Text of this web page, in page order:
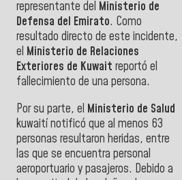
representante del Ministerio de
Defensa del Emirato. Como
resultado directo de este incidente,
el Ministerio de Relaciones
Exteriores de Kuwait reportó el
fallecimiento de una persona.
Por su parte, el Ministerio de Salud
kuwaití notificó que al menos 63
personas resultaron heridas, entre
las que se encuentra personal
aeroportuario y pasajeros. Debido a